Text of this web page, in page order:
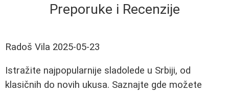
Preporuke i Recenzije
Radoš Vila 2025-05-23
Istražite najpopularnije sladolede u Srbiji, od
klasičnih do novih ukusa. Saznajte gde možete